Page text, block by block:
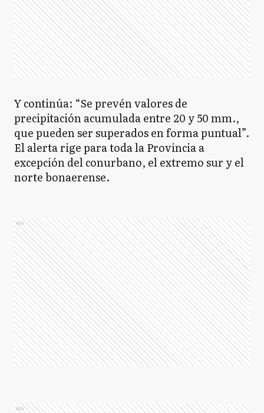
Y continúa: “Se prevén valores de
precipitación acumulada entre 20 y 50 mm.,
que pueden ser superados en forma puntual”.
El alerta rige para toda la Provincia a
excepción del conurbano, el extremo sur y el
norte bonaerense.
Ads
Ads